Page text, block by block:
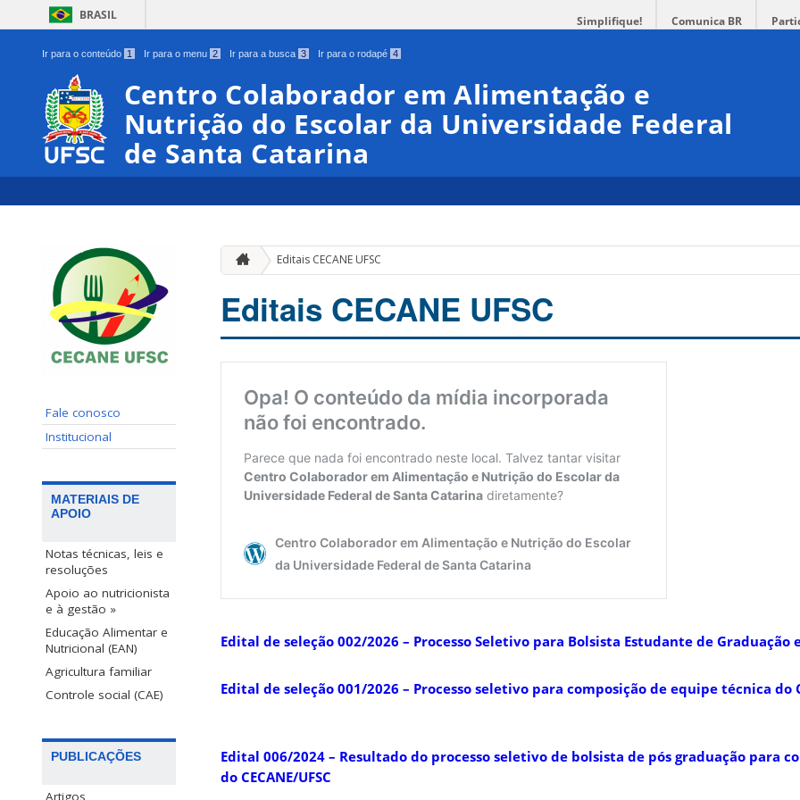
BRASIL Simplifique! Comunica BR
Ir para o conteúdo 1 Ir para o menu 2 Ir para a busca 3 Ir para o rodapé 4
Centro Colaborador em Alimentação e
Nutrição do Escolar da Universidade Federal
de Santa Catarina
Fale conosco
Institucional
MATERIAIS DE
APOIO
Notas técnicas, leis e
resoluções
Apoio ao nutricionista
e à gestão »
Educação Alimentar e
Nutricional (EAN)
Agricultura familiar
Controle social (CAE)
PUBLICAÇÕES
Artigos
Editais CECANE UFSC
Editais CECANE UFSC
Edital de seleção 002/2026 – Processo Seletivo para Bolsista Estudante de Graduação
Edital de seleção 001/2026 – Processo seletivo para composição de equipe técnica do
Edital 006/2024 – Resultado do processo seletivo de bolsista de pós graduação para
do CECANE/UFSC